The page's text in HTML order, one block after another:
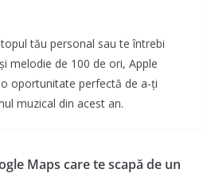
tău personal sau te întrebi
melodie de 100 de ori, Apple
oportunitate perfectă de a-ți
muzical din acest an.
Maps care te scapă de un